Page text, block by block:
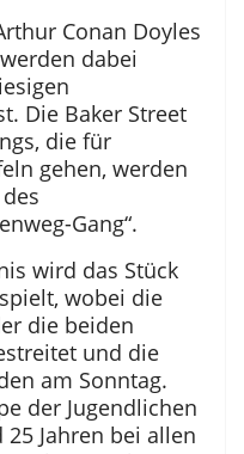
Conan Doyles
dabei
Die Baker Street
die für
gehen, werden
Gang“.
wird das Stück
wobei die
die beiden
und die
am Sonntag.
der Jugendlichen
Jahren bei allen